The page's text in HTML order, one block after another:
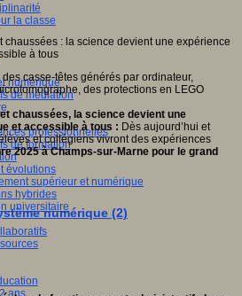
la classe
numérique
de médiation
professionnelles
de formation
évolutions
supérieur et numérique
hybrides
universitaire
ans
casse-têtes générés par ordinateur,
des protections en LEGO
chaussées, la science devient une
et accessible à tous : Dès aujourd’hui et
et collégiens vivront des expériences
2025 à Champs-sur-Marne pour le grand
numérique (2)